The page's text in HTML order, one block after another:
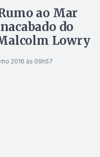
ao Mar
do
Lowry
2016 às 09h57